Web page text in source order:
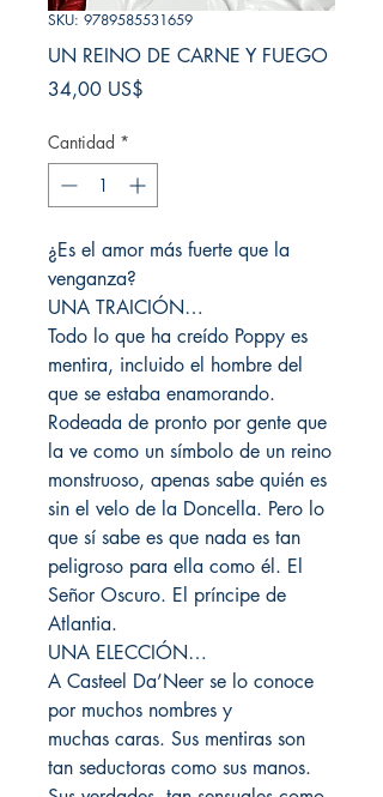
SKU: 9789585531659
UN REINO DE CARNE Y FUEGO
34,00 US$
Cantidad *
¿Es el amor más fuerte que la
venganza?
UNA TRAICIÓN…
Todo lo que ha creído Poppy es
mentira, incluido el hombre del
que se estaba enamorando.
Rodeada de pronto por gente que
la ve como un símbolo de un reino
monstruoso, apenas sabe quién es
sin el velo de la Doncella. Pero lo
que sí sabe es que nada es tan
peligroso para ella como él. El
Señor Oscuro. El príncipe de
Atlantia.
UNA ELECCIÓN…
A Casteel Da’Neer se lo conoce
por muchos nombres y
muchas caras. Sus mentiras son
tan seductoras como sus manos.